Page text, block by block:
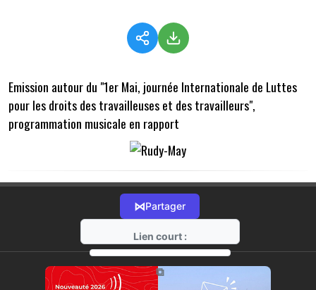
Emission autour du "1er Mai, journée Internationale de Luttes
pour les droits des travailleuses et des travailleurs",
programmation musicale en rapport
⋈Partager
Lien court :
https://radio-g.fr?14585
⧉